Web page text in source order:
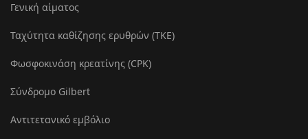
Γενική αίματος
Ταχύτητα καθίζησης ερυθρών (ΤΚΕ)
Φωσφοκινάση κρεατίνης (CPK)
Σύνδρομο Gilbert
Αντιτετανικό εμβόλιο